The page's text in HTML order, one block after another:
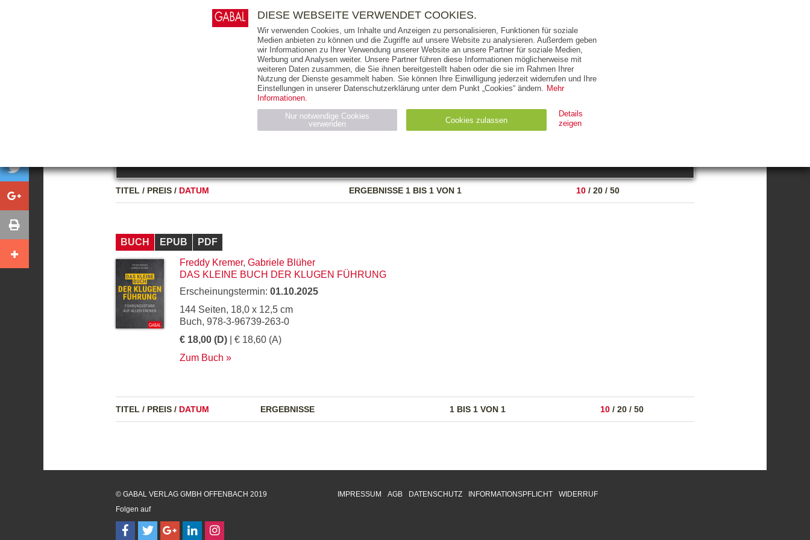
AUSGABEART AUS DER REIHE ZUM THEMA
TITEL / PREIS / DATUM ERGEBNISSE1 BIS 1 VON 1 10 / 20 / 50
BUCH EPUB
PDF
Freddy Kremer, Gabriele Blüher
DAS KLEINE BUCH DER KLUGEN FÜHRUNG
Erscheinungstermin: 01.10.2025
144 Seiten, 18,0 x 12,5 cm
Buch, 978-3-96739-263-0
€ 18,00 (D) | € 18,60 (A)
Zum Buch
TITEL / PREIS / DATUM ERGEBNISSE 1 BIS 1 VON 1 10 / 20 / 50
E-BOOKS AUDIO-CDS MP3 NON-BOOKS
THEMEN AUTOREN VERLAG
RIGHTS PRESSE HANDEL FÜR UNTERNEHMEN
IMPRESSUM AGB DATENSCHUTZ INFORMATIONSPFLICHT WIDERRUF
© GABAL VERLAG GMBH OFFENBACH 2019
Folgen auf
DIESE WEBSEITE VERWENDET COOKIES.
Wir verwenden Cookies, um Inhalte und Anzeigen zu personalisieren, Funktionen für soziale
Medien anbieten zu können und die Zugriffe auf unsere Website zu analysieren. Außerdem geben
wir Informationen zu Ihrer Verwendung unserer Website an unsere Partner für soziale Medien,
Werbung und Analysen weiter. Unsere Partner führen diese Informationen möglicherweise mit
weiteren Daten zusammen, die Sie ihnen bereitgestellt haben oder die sie im Rahmen Ihrer
Nutzung der Dienste gesammelt haben. Sie können Ihre Einwilligung jederzeit widerrufen und Ihre
Einstellungen in unserer Datenschutzerklärung unter dem Punkt „Cookies“ ändern. Mehr
Informationen.
Nur notwendige Cookies
verwenden
Cookies zulassen
Details
zeigen
Name Anbieter Zweck Ablauf
Typ
Wird für die Speicherung der Benutzer-Session verwendet HTTP